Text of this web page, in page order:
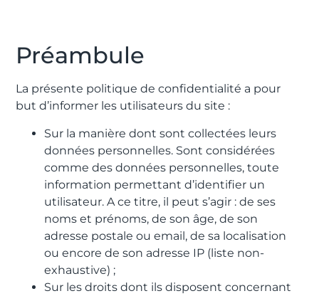
Préambule
La présente politique de confidentialité a pour
but d’informer les utilisateurs du site :
Sur la manière dont sont collectées leurs
données personnelles. Sont considérées
comme des données personnelles, toute
information permettant d’identifier un
utilisateur. A ce titre, il peut s’agir : de ses
noms et prénoms, de son âge, de son
adresse postale ou email, de sa localisation
ou encore de son adresse IP (liste non-
exhaustive) ;
Sur les droits dont ils disposent concernant